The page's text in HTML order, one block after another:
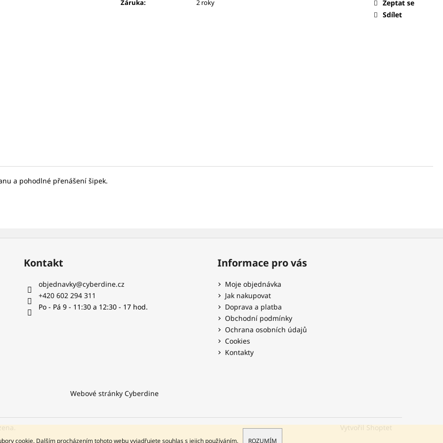
cookie. Dalším procházením tohoto webu vyjadřujete souhlas s jejich používáním. ROZUMÍM
Záruka: 2 roky
Zeptat se
Sdílet
a pohodlné přenášení šipek.
BAREL ŠIPKY 1/4 - 1/4 (SILNÝ/SILNÝ)
LETKA NYLON S NÁSADKOU 1/4
Kontakt
objednavky@cyberdine.cz
+420 602 294 311
Po - Pá 9 - 11:30 a 12:30 - 17 hod.
Informace pro vás
Moje objednávka
Jak nakupovat
Doprava a platba
Obchodní podmínky
Ochrana osobních údajů
Cookies
Kontakty
Webové stránky Cyberdine
Vytvořil Shoptet